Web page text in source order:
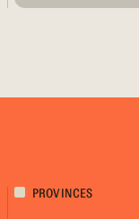
PROVINCES